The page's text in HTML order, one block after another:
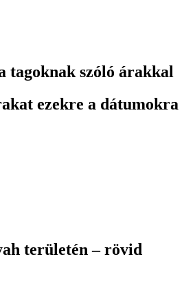
tagoknak szóló árakkal
ezekre a dátumokra
területén – rövid